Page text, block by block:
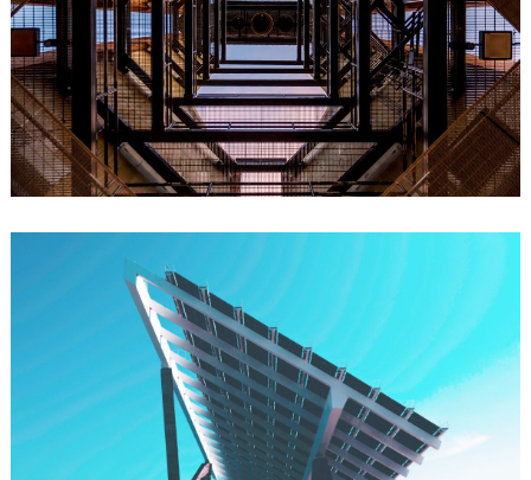
La tecnologia avanza senza eguali. Unire la potenza
del fotovoltaico alla termodinamica, per dar vita ad
un impianto che in minimi spazi offre energia
elettrica ed acqua calda sanitaria. E le applicazioni
non si fermano qui.
Impianti sportivi
I grossi impianti sportivi sono voraci di energia.
Servirebbe una soluzione fatta apposta per
risparmiare negli stadi, nei campi sportivi o durante i